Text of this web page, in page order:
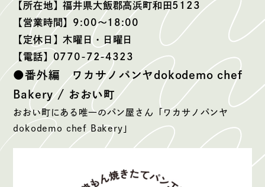
【所在地】福井県大飯郡高浜町和田5123
【営業時間】9:00〜18:00
【定休日】木曜日・日曜日
【電話】0770-72-4323
●番外編 ワカサノパンヤdokodemo chef
Bakery / おおい町
おおい町にある唯一のパン屋さん「ワカサノパンヤ
dokodemo chef Bakery」